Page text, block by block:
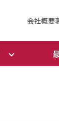
会社概要